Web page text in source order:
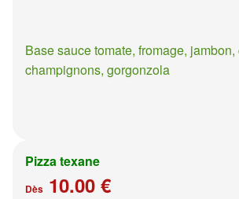
Base sauce tomate, fromage, jambon,
champignons, gorgonzola
Pizza texane
Dès 10.00 €